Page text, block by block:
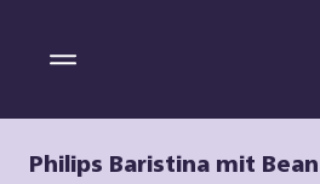
Philips Baristina mit